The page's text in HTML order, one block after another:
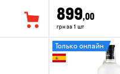
899,00
грн за 1 шт
Только онлайн